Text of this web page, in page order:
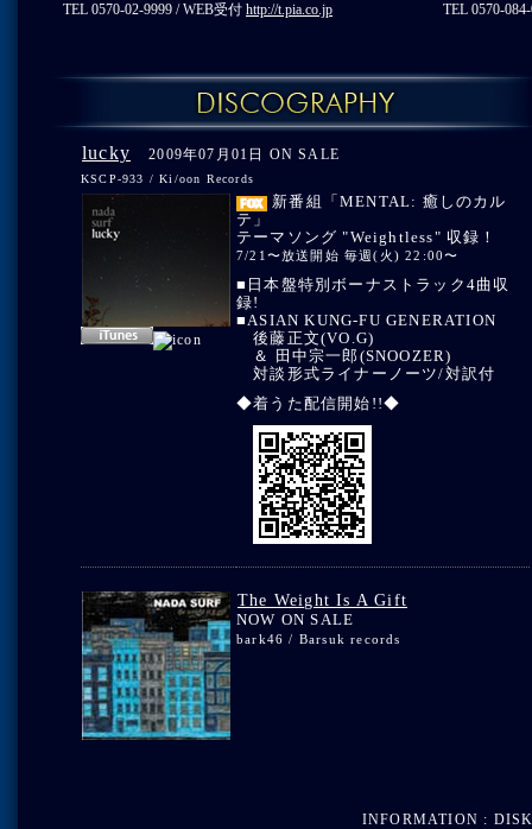
TEL 0570-02-9999 / WEB受付 http://t.pia.co.jp TEL 0570-
lucky 2009年07月01日 ON SALE
KSCP-933 / Ki/oon Records
新番組「MENTAL: 癒しのカル
テ」
テーマソング "Weightless" 収録！
7/21〜放送開始 毎週(火) 22:00〜
■日本盤特別ボーナストラック4曲収
録!
■ASIAN KUNG-FU GENERATION
後藤正文(VO.G)
＆ 田中宗一郎(SNOOZER)
対談形式ライナーノーツ/対訳付
◆着うた配信開始!!◆
The Weight Is A Gift
NOW ON SALE
bark46 / Barsuk records
INFORMATION :